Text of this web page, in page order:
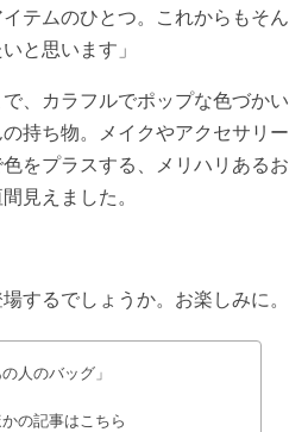
テムのひとつ。これからもそん
と思います」
、カラフルでポップな色づかい
持ち物。メイクやアクセサリー
をプラスする、メリハリあるお
見えました。
するでしょうか。お楽しみに。
の人のバッグ」
の記事はこちら